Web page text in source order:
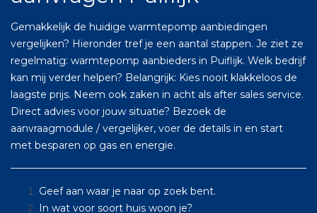
Gemakkelijk de huidige warmtepomp aanbiedingen
vergelijken? Hieronder tref je een aantal stappen. Je ziet ze
regelmatig: warmtepomp aanbieders in Puiflijk. Welk bedrijf
kan mij verder helpen? Belangrijk: Kies nooit klakkeloos de
laagste prijs. Neem ook zaken in acht als after sales service.
Direct advies voor jouw situatie? Bezoek de
aanvraagmodule / vergelijker, voer de details in en start
met besparen op gas en energie.
Geef aan waar je naar op zoek bent.
In wat voor soort huis woon je?